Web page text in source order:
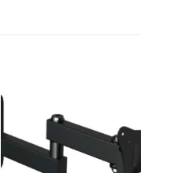
Añadir
a la
lista de
deseos